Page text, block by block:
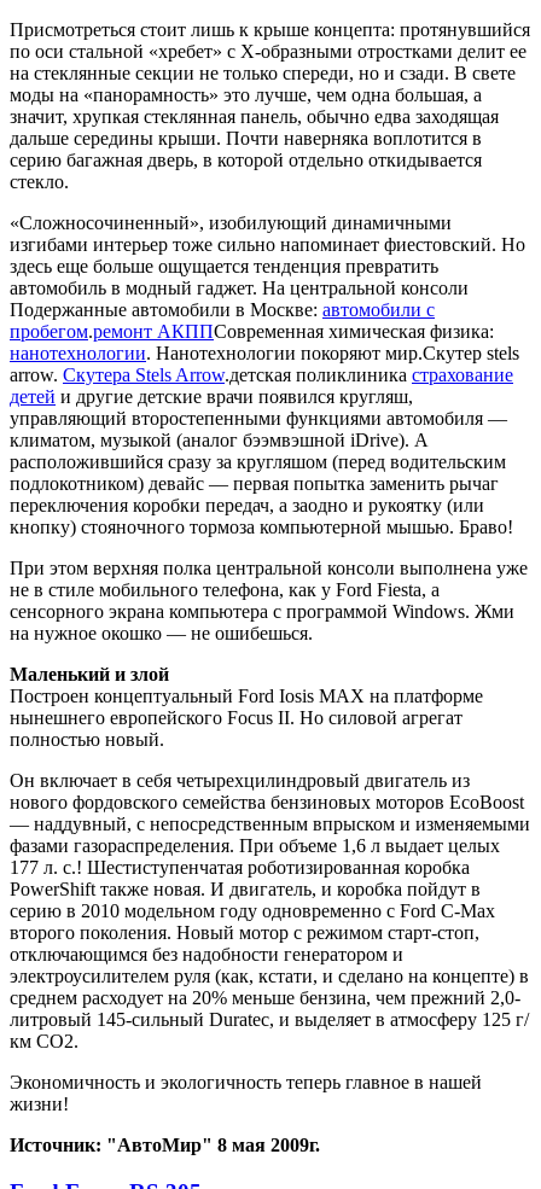
Присмотреться стоит лишь к крыше концепта: протянувшийся
по оси стальной «хребет» с Х-образными отростками делит ее
на стеклянные секции не только спереди, но и сзади. В свете
моды на «панорамность» это лучше, чем одна большая, а
значит, хрупкая стеклянная панель, обычно едва заходящая
дальше середины крыши. Почти наверняка воплотится в
серию багажная дверь, в которой отдельно откидывается
стекло.
«Сложносочиненный», изобилующий динамичными
изгибами интерьер тоже сильно напоминает фиестовский. Но
здесь еще больше ощущается тенденция превратить
автомобиль в модный гаджет. На центральной консоли
Подержанные автомобили в Москве: автомобили с
пробегом.ремонт АКППСовременная химическая физика:
нанотехнологии. Нанотехнологии покоряют мир.Скутер stels
arrow. Скутера Stels Arrow.детская поликлиника страхование
детей и другие детские врачи появился кругляш,
управляющий второстепенными функциями автомобиля —
климатом, музыкой (аналог бээмвэшной iDrive). А
расположившийся сразу за кругляшом (перед водительским
подлокотником) девайс — первая попытка заменить рычаг
переключения коробки передач, а заодно и рукоятку (или
кнопку) стояночного тормоза компьютерной мышью. Браво!
При этом верхняя полка центральной консоли выполнена уже
не в стиле мобильного телефона, как у Ford Fiesta, а
сенсорного экрана компьютера с программой Windows. Жми
на нужное окошко — не ошибешься.
Маленький и злой
Построен концептуальный Ford Iosis MAX на платформе
нынешнего европейского Focus II. Но силовой агрегат
полностью новый.
Он включает в себя четырехцилиндровый двигатель из
нового фордовского семейства бензиновых моторов EcoBoost
— наддувный, с непосредственным впрыском и изменяемыми
фазами газораспределения. При объеме 1,6 л выдает целых
177 л. с.! Шестиступенчатая роботизированная коробка
PowerShift также новая. И двигатель, и коробка пойдут в
серию в 2010 модельном году одновременно с Ford C-Max
второго поколения. Новый мотор с режимом старт-стоп,
отключающимся без надобности генератором и
электроусилителем руля (как, кстати, и сделано на концепте) в
среднем расходует на 20% меньше бензина, чем прежний 2,0-
литровый 145-сильный Duratec, и выделяет в атмосферу 125 г/
км СО2.
Экономичность и экологичность теперь главное в нашей
жизни!
Источник: "АвтоМир" 8 мая 2009г.